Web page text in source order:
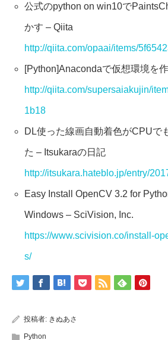
公式のpython on win10で
かす – Qiita
http://qiita.com/opaai/items/
[Python]Anacondaで仮想環境を
http://qiita.com/supersaiakujin/
1b18
DL使った線画自動着色がCPUで
た – Itsukaraの日記
http://itsukara.hateblo.jp/entry/
Easy Install OpenCV 3.2 for
Windows – SciVision, Inc.
https://www.scivision.co/install-
s/
投稿者: きぬあさ
Python